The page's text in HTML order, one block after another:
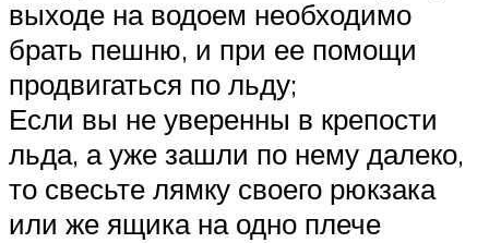
выходе на водоем необходимо
брать пешню, и при ее помощи
продвигаться по льду;
Если вы не уверенны в крепости
льда, а уже зашли по нему далеко,
то свесьте лямку своего рюкзака
или же ящика на одно плече